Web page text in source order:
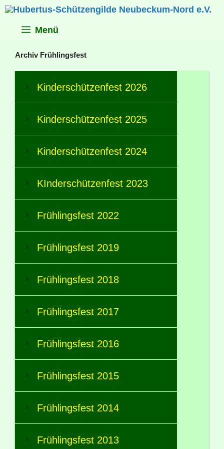
Zum
Inhalt
Menü
Archiv Frühlingsfest
Kinderschützenfest 2026
Kinderschützenfest 2025
Kinderschützenfest 2024
KInderschützenfest 2023
Frühlingsfest 2022
Frühlingsfest 2019
Frühlingsfest 2018
Frühlingsfest 2017
Frühlingsfest 2016
Frühlingsfest 2015
Frühlingsfest 2014
Frühlingsfest 2013